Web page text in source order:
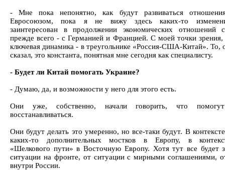
- Мне пока непонятно, как будут развиваться
Евросоюзом, пока я не вижу здесь каких-то
заинтересован в продолжении экономических отношений
прежде всего - с Германией и Францией. С моей точки зрения,
ключевая динамика - в треугольнике «Россия-США-Китай». То,
сказал, это константа, понятная мне сегодня как специалисту.
- Будет ли Китай помогать Украине?
- Думаю, да, и возможности у него для этого есть.
Они уже, собственно, начали говорить, что
восстанавливаться.
Они будут делать это умеренно, но все-таки будут. В
каких-то дополнительных мостков в Европу, в
«Шелкового пути» в Восточную Европу. Хотя тут все будет
ситуации на фронте, от ситуации с мирными соглашениями,
внутри России.